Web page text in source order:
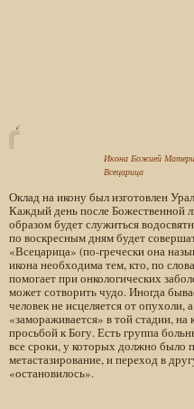
Икона Божией Матери
Всецарица
Оклад на икону был изготовлен
Каждый день после Божественной
образом будет служиться
по воскресным дням будет
«Всецарица» (по-гречески она
икона необходима тем, кто, по
помогает при онкологических
может сотворить чудо. Иногда
человек не исцеляется от опухоли,
«замораживается» в той стадии,
просьбой к Богу. Есть группа
все сроки, у которых должно было
метастазирование, и переход в
«остановилось».